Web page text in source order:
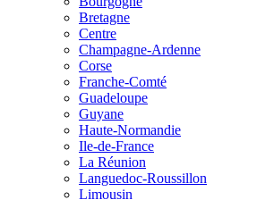
Bretagne
Centre
Champagne-Ardenne
Corse
Franche-Comté
Guadeloupe
Guyane
Haute-Normandie
Ile-de-France
La Réunion
Languedoc-Roussillon
Limousin